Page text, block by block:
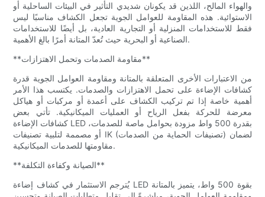
والهواء المالح، اللذين قد يكونان شديدي التأثير في البيئات الساحلية أو
الاستوائية. هذه المقاومة للعوامل الجوية تجعل الكشاف مناسبًا ليس
فقط للاستخدامات المنزلية أو التجارية العادية، بل أيضًا للاستخدامات
الصناعية أو البحرية حيث تُعدّ المتانة أمرًا بالغ الأهمية.
**مقاومة الصدمات وتحمل الاهتزازات**
من الاعتبارات الأخرى المتعلقة بالمتانة ومقاومة العوامل الجوية قدرة
كشافات الإضاءة على تحمل الاهتزازات والصدمات. يكتسب هذا الأمر
أهمية خاصة إذا تم تركيب الكشاف على أعمدة أو مركبات أو هياكل
معرضة للحركة بفعل الرياح أو العمليات الميكانيكية. تأتي بعض
كشافات الإضاءة LED بقدرة 500 واط مزودة بحوامل ماصة للصدمات،
أو مصممة لتلبية تصنيفات IK (تصنيفات الحماية من الصدمات) لضمان
مقاومتها للصدمات الميكانيكية.
**الصيانة وكفاءة التكلفة**
يُترجم الاستثمار في كشاف إضاءة LED بقوة 500 واط، يتميز بالمتانة